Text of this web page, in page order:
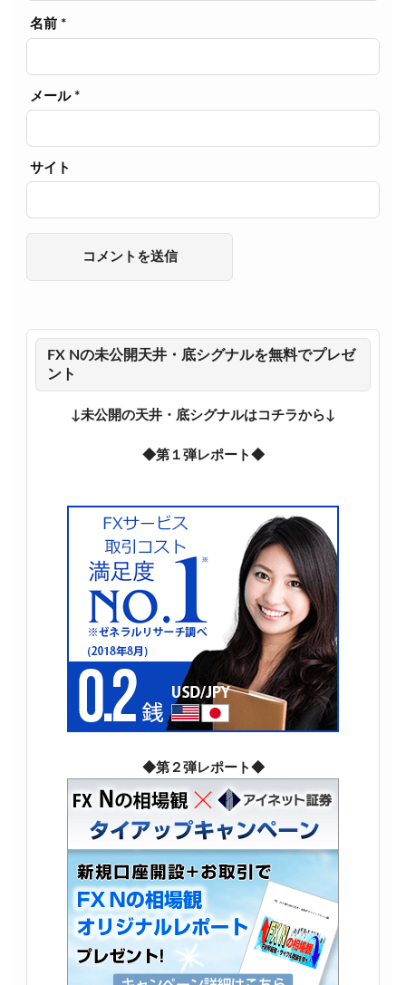
名前 *
メール *
サイト
FX Nの未公開天井・底シグナルを無料でプレゼ
ント
↓未公開の天井・底シグナルはコチラから↓
◆第１弾レポート◆
◆第２弾レポート◆